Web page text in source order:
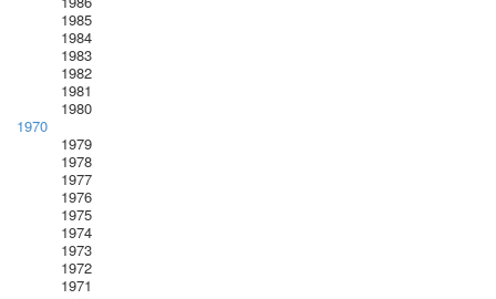
1985
1984
1983
1982
1981
1980
1970
1979
1978
1977
1976
1975
1974
1973
1972
1971